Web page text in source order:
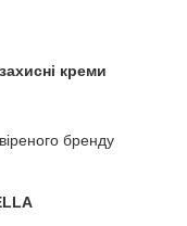
креми
бренду